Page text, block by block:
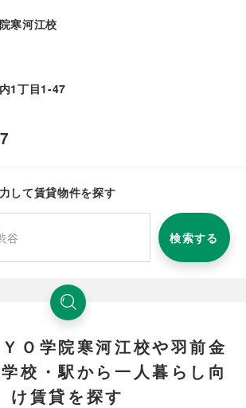
寒河江校
1丁目1-47
して賃貸物件を探す
検索する
Ｏ学院寒河江校や羽前金
校・駅から一人暮らし向
け賃貸を探す